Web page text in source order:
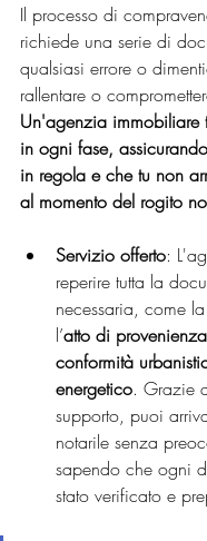
Il processo di
richiede una serie di
qualsiasi errore o
rallentare o
Un'agenzia
in ogni fase,
in regola e che tu non
al momento del rogito
Servizio offerto:
reperire tutta la
necessaria, come la
l’atto di provenienza
conformità
energetico. Grazie
supporto, puoi
notarile senza
sapendo che ogni
stato verificato e